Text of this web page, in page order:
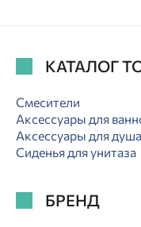
КАТАЛОГ
Смесители
Аксессуары для
Аксессуары для душа
Сиденья для унитаза
БРЕНД